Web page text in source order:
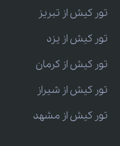
تور کیش از تبریز
تور کیش از یزد
تور کیش از کرمان
تور کیش از شیراز
تور کیش از مشهد